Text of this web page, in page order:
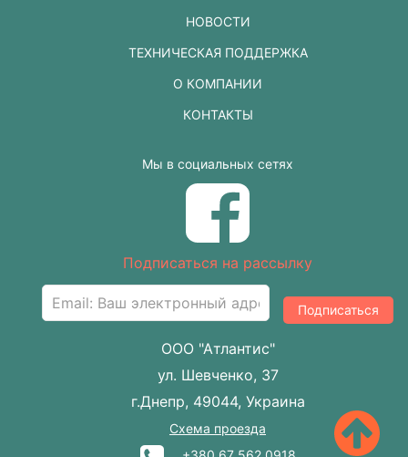
НОВОСТИ
ТЕХНИЧЕСКАЯ ПОДДЕРЖКА
О КОМПАНИИ
КОНТАКТЫ
Мы в социальных сетях
Подписаться на рассылку
Подписаться
ООО "Атлантис"
ул. Шевченко, 37
г.Днепр, 49044, Украина
Схема проезда